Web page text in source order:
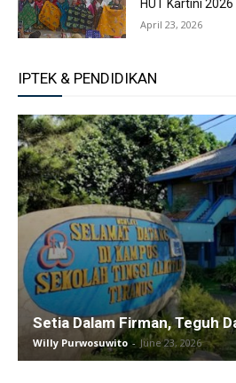
HUT Kartini 2026
April 23, 2026
IPTEK & PENDIDIKAN
Setia Dalam Firman, Teguh
Willy Purwosuwito - June 23, 2026